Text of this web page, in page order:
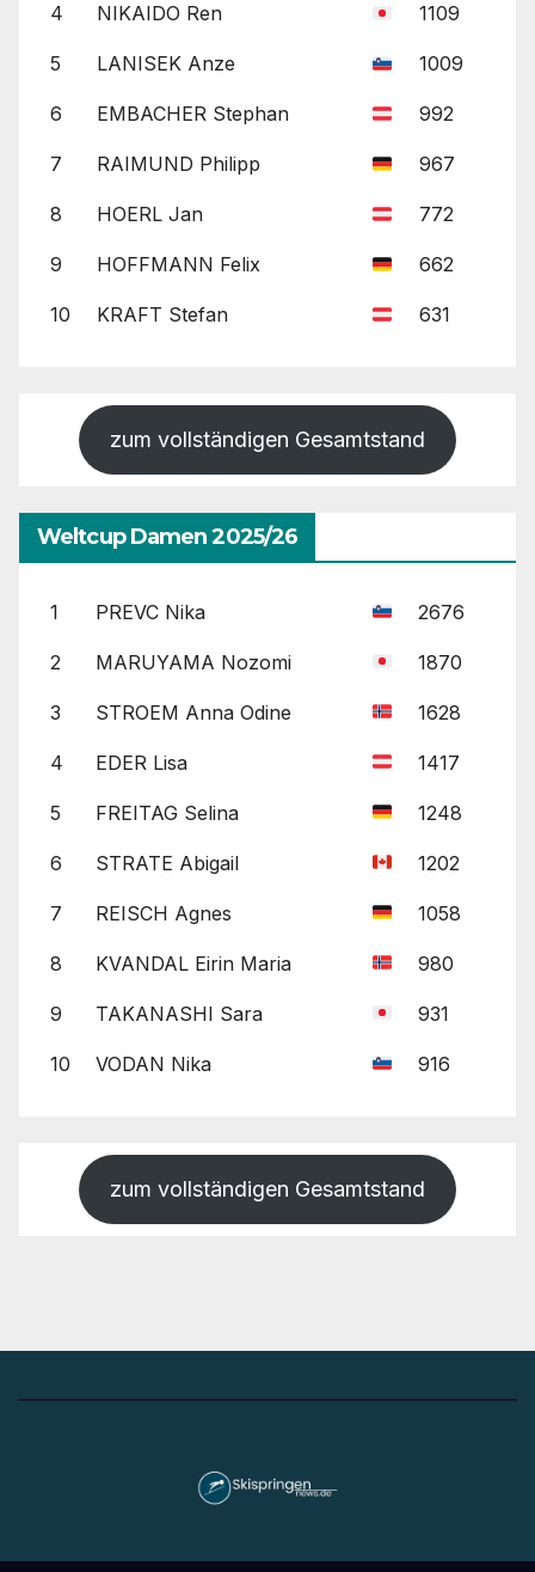
4 NIKAIDO Ren 1109
5 LANISEK Anze 1009
6 EMBACHER Stephan 992
7 RAIMUND Philipp 967
8 HOERL Jan 772
9 HOFFMANN Felix 662
10 KRAFT Stefan 631
zum vollständigen Gesamtstand
Weltcup Damen 2025/26
1 PREVC Nika 2676
2 MARUYAMA Nozomi 1870
3 STROEM Anna Odine 1628
4 EDER Lisa 1417
5 FREITAG Selina 1248
6 STRATE Abigail 1202
7 REISCH Agnes 1058
8 KVANDAL Eirin Maria 980
9 TAKANASHI Sara 931
10 VODAN Nika 916
zum vollständigen Gesamtstand